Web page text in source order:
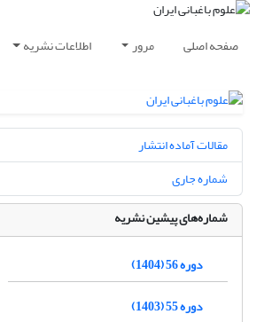
صفحه اصلی مرور اطلاعات نشریه
مقالات آماده انتشار
شماره جاری
شماره‌های پیشین نشریه
دوره 56 (1404)
دوره 55 (1403)